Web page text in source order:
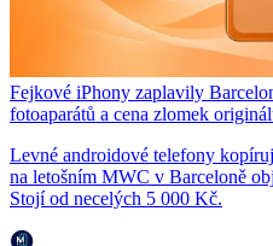
Fejkové iPhony zaplavily
fotoaparátů a cena zlomek
Levné androidové telefony
na letošním MWC v Barceloně
Stojí od necelých 5 000 Kč.